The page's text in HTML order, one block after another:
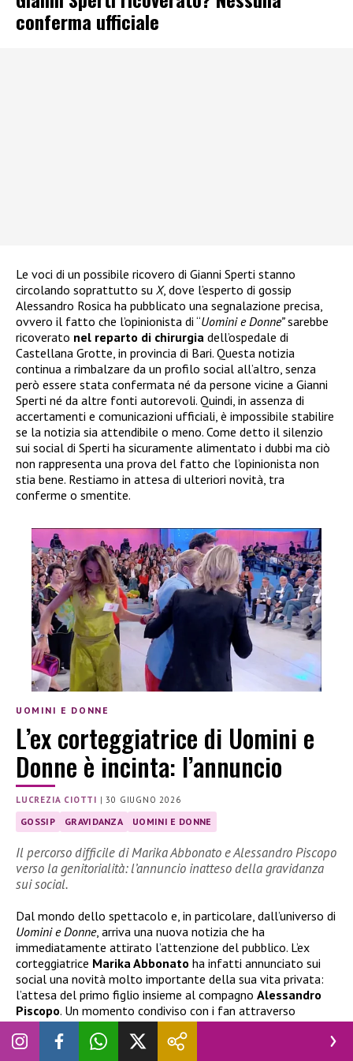
conferma ufficiale
Le voci di un possibile ricovero di Gianni Sperti stanno
circolando soprattutto su X, dove l’esperto di gossip
Alessandro Rosica ha pubblicato una segnalazione precisa,
ovvero il fatto che l’opinionista di “Uomini e Donne”sarebbe
ricoverato nel reparto di chirurgia dell’ospedale di
Castellana Grotte, in provincia di Bari. Questa notizia
continua a rimbalzare da un profilo social all’altro, senza
però essere stata confermata né da persone vicine a Gianni
Sperti né da altre fonti autorevoli. Quindi, in assenza di
accertamenti e comunicazioni ufficiali, è impossibile stabilire
se la notizia sia attendibile o meno. Come detto il silenzio
sui social di Sperti ha sicuramente alimentato i dubbi ma ciò
non rappresenta una prova del fatto che l’opinionista non
stia bene. Restiamo in attesa di ulteriori novità, tra
conferme o smentite.
UOMINI E DONNE
L’ex corteggiatrice di Uomini e
Donne è incinta: l’annuncio
LUCREZIA CIOTTI |30 GIUGNO 2026
GOSSIP GRAVIDANZA UOMINI E DONNE
Il percorso difficile di Marika Abbonato e Alessandro Piscopo
verso la genitorialità: l’annuncio inatteso della gravidanza
sui social.
Dal mondo dello spettacolo e, in particolare, dall’universo di
Uomini e Donne, arriva una nuova notizia che ha
immediatamente attirato l’attenzione del pubblico. L’ex
corteggiatrice Marika Abbonato ha infatti annunciato sui
social una novità molto importante della sua vita privata:
l’attesa del primo figlio insieme al compagno Alessandro
Piscopo. Un momento condiviso con i fan attraverso
immagini e parole cariche di emozione, che segna l’inizio di
una nuova fase personale per la coppia.